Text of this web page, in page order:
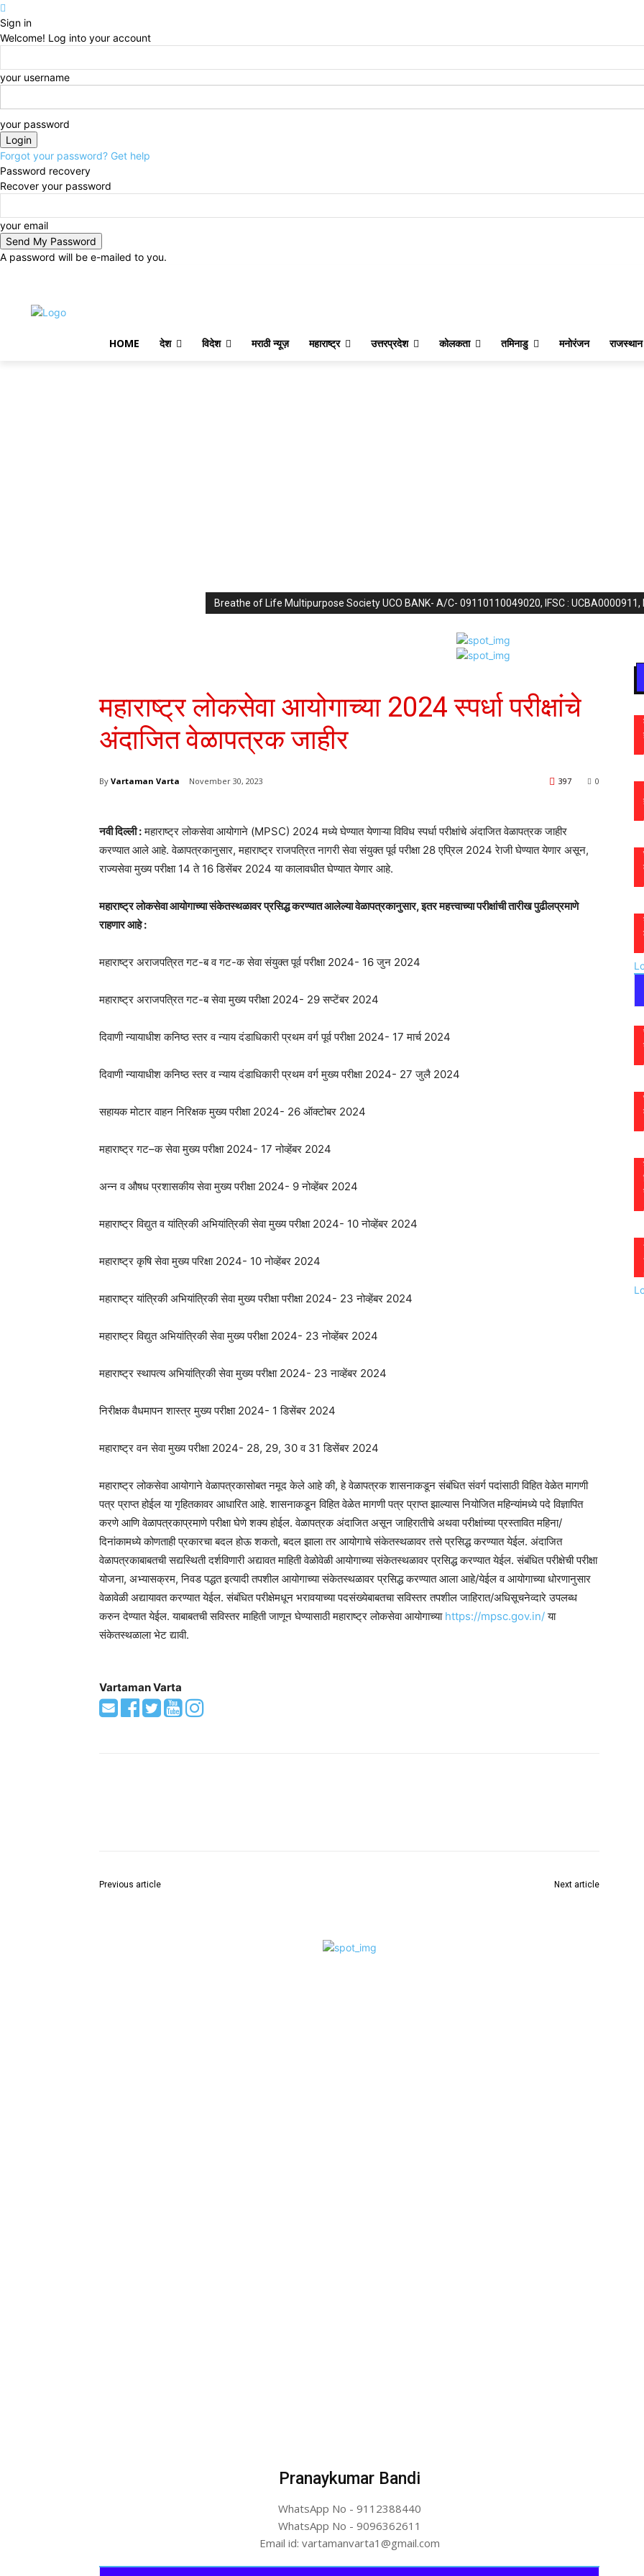
Sign in
Welcome! Log into your account
your username
your password
Forgot your password? Get help
Password recovery
Recover your password
your email
A password will be e-mailed to you.
HOME देश विदेश मराठी न्यूज़ महाराष्ट्र उत्तरप्रदेश कोलकता तमिनाडु मनोरंजन राजस्थान
Breathe of Life Multipurpose Society UCO BANK- A/C- 09110110049020, IFSC : UCBA0000911,
महाराष्ट्र लोकसेवा आयोगाच्या 2024 स्पर्धा परीक्षांचे
अंदाजित वेळापत्रक जाहीर
By Vartaman Varta November 30, 2023 0
397
नवी दिल्ली :महाराष्ट्र लोकसेवा आयोगाने (MPSC) 2024 मध्ये घेण्यात येणाऱ्या विविध स्पर्धा परीक्षांचे अंदाजित वेळापत्रक जाहीर
करण्यात आले आहे. वेळापत्रकानुसार, महाराष्ट्र राजपत्रित नागरी सेवा संयुक्त पूर्व परीक्षा 28 एप्रिल 2024 रेाजी घेण्यात येणार असून,
राज्यसेवा मुख्य परीक्षा 14 ते 16 डिसेंबर 2024 या कालावधीत घेण्यात येणार आहे.
महाराष्ट्र लोकसेवा आयोगाच्या संकेतस्थळावर प्रसिद्ध करण्यात आलेल्या वेळापत्रकानुसार, इतर महत्त्वाच्या परीक्षांची तारीख पुढीलप्रमाणे
राहणार आहे :
महाराष्ट्र अराजपत्रित गट-ब व गट-क सेवा संयुक्त पूर्व परीक्षा 2024- 16 जुन 2024
महाराष्ट्र अराजपत्रित गट-ब सेवा मुख्य परीक्षा 2024- 29 सप्टेंबर 2024
दिवाणी न्यायाधीश कनिष्ठ स्तर व न्याय दंडाधिकारी प्रथम वर्ग पूर्व परीक्षा 2024- 17 मार्च 2024
दिवाणी न्यायाधीश कनिष्ठ स्तर व न्याय दंडाधिकारी प्रथम वर्ग मुख्य परीक्षा 2024- 27 जुलै 2024
सहायक मोटार वाहन निरिक्षक मुख्य परीक्षा 2024- 26 ऑक्टोबर 2024
महाराष्ट्र गट–क सेवा मुख्य परीक्षा 2024- 17 नोव्हेंबर 2024
अन्न व औषध प्रशासकीय सेवा मुख्य परीक्षा 2024- 9 नोव्हेंबर 2024
महाराष्ट्र विद्युत व यांत्रिकी अभियांत्रिकी सेवा मुख्य परीक्षा 2024- 10 नोव्हेंबर 2024
महाराष्ट्र कृषि सेवा मुख्य परिक्षा 2024- 10 नोव्हेंबर 2024
महाराष्ट्र यांत्रिकी अभियांत्रिकी सेवा मुख्य परीक्षा परीक्षा 2024- 23 नोव्हेंबर 2024
महाराष्ट्र विद्युत अभियांत्रिकी सेवा मुख्य परीक्षा 2024- 23 नोव्हेंबर 2024
महाराष्ट्र स्थापत्य अभियांत्रिकी सेवा मुख्य परीक्षा 2024- 23 नाव्हेंबर 2024
निरीक्षक वैधमापन शास्त्र मुख्य परीक्षा 2024- 1 डिसेंबर 2024
महाराष्ट्र वन सेवा मुख्य परीक्षा 2024- 28, 29, 30 व 31 डिसेंबर 2024
महाराष्ट्र लोकसेवा आयोगाने वेळापत्रकासोबत नमूद केले आहे की, हे वेळापत्रक शासनाकडून संबंधित संवर्ग पदांसाठी विहित वेळेत मागणी
पत्र प्राप्त होईल या गृहितकावर आधारित आहे. शासनाकडून विहित वेळेत मागणी पत्र प्राप्त झाल्यास नियोजित महिन्यांमध्ये पदे विज्ञापित
करणे आणि वेळापत्रकाप्रमाणे परीक्षा घेणे शक्य होईल. वेळापत्रक अंदाजित असून जाहिरातीचे अथवा परीक्षांच्या प्रस्तावित महिना/
दिनांकामध्ये कोणताही प्रकारचा बदल होऊ शकतो, बदल झाला तर आयोगाचे संकेतस्थळावर तसे प्रसिद्ध करण्यात येईल. अंदाजित
वेळापत्रकाबाबतची सद्यस्थिती दर्शविणारी अद्यावत माहिती वेळोवेळी आयोगाच्या संकेतस्थळावर प्रसिद्ध करण्यात येईल. संबंधित परीक्षेची परीक्षा
योजना, अभ्यासक्रम, निवड पद्धत इत्यादी तपशील आयोगाच्या संकेतस्थळावर प्रसिद्ध करण्यात आला आहे/येईल व आयोगाच्या धोरणानुसार
वेळावेळी अद्यायावत करण्यात येईल. संबंधित परीक्षेमधून भरावयाच्या पदसंख्येबाबतचा सविस्तर तपशील जाहिरात/अधिसूचनेव्दारे उपलब्ध
करुन देण्यात येईल. याबाबतची सविस्तर माहिती जाणून घेण्यासाठी महाराष्ट्र लोकसेवा आयोगाच्या https://mpsc.gov.in/या
संकेतस्थळाला भेट द्यावी.
Vartaman Varta
Previous article Next article
Pranaykumar Bandi
WhatsApp No - 9112388440
WhatsApp No - 9096362611
Email id: vartamanvarta1@gmail.com